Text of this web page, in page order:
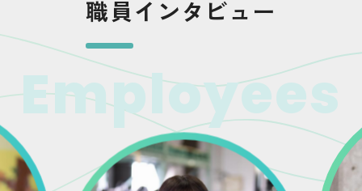
職員インタビュー
Employees